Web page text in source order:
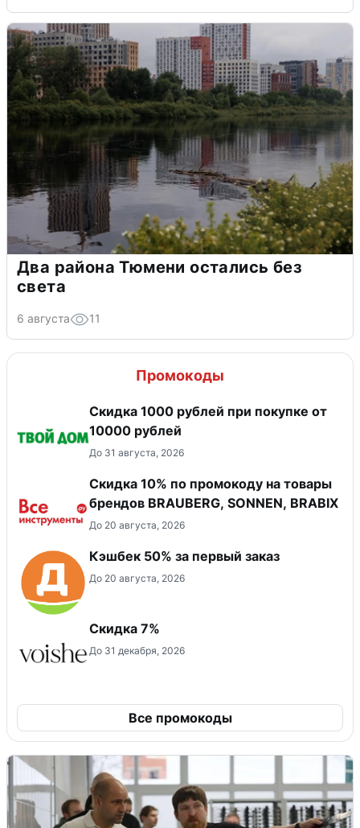
Два района Тюмени остались без
света
6 августа 11
Промокоды
Скидка 1000 рублей при покупке от
10000 рублей
До 31 августа, 2026
Скидка 10% по промокоду на товары
брендов BRAUBERG, SONNEN, BRABIX
До 20 августа, 2026
Кэшбек 50% за первый заказ
До 20 августа, 2026
​Скидка 7%
До 31 декабря, 2026
Все промокоды